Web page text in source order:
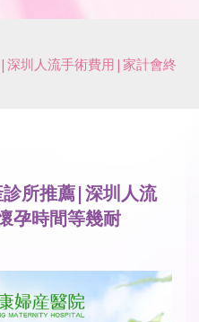
深圳人流手術費用|家計會終
所推薦|深圳人流
孕時間等幾耐